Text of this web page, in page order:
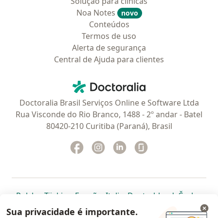
Noa Notes
novo
Conteúdos
Termos de uso
Alerta de segurança
Central de Ajuda para clientes
Doctoralia - Homepage
Doctoralia Brasil Serviços Online e Software Ltda
Rua Visconde do Rio Branco, 1488 - 2º andar - Batel
80420-210 Curitiba (Paraná), Brasil
Facebook
abre num novo separador
Instagram
abre num novo separador
Linkedin
abre num novo
Polska abre num novo separador
Türkiye abre num novo separador
España abre num novo separador
Italia abre num novo
Deutschlandabre num
Česko
Portugal abre num novo separador
, México abre num novo separador
, abre num novo separador
Brasil abre num novoabre num
abre
Sua privacidade é importante.